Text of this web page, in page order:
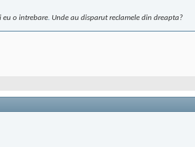
eu o intrebare. Unde au disparut reclamele din dreapta?